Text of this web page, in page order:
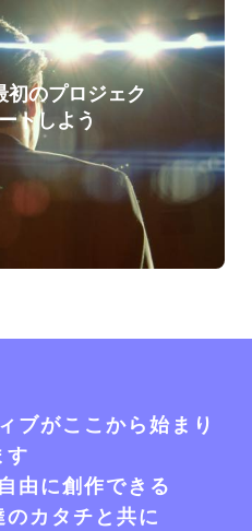
初のプロジェク
トしよう
ブがここから始まり
す
由に創作できる
カタチと共に